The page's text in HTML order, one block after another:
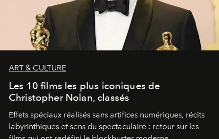
ART & CULTURE
Les 10 films les plus iconiques de
Christopher Nolan, classés
Effets spéciaux réalisés sans artifices numériques, récits
labyrinthiques et sens du spectaculaire : retour sur les